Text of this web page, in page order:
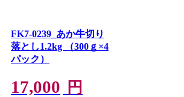
FK7-0239_あか牛切り
落とし1.2kg （300ｇ×4
パック）
17,000 円